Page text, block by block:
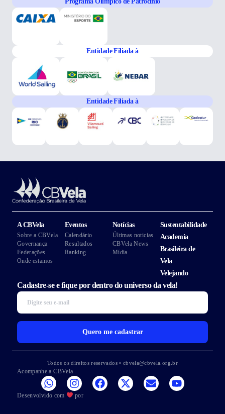
Entidade Filiada à
Entidade Filiada à
A CBVela
Sobre a CBVela
Governança
Federações
Onde estamos
Eventos
Calendário
Resultados
Ranking
Notícias
Últimas noticias
CBVela News
Mídia
Sustentabilidade
Academia
Brasileira de
Vela
Velejando
Cadastre-se e fique por dentro do universo da vela!
Quero me cadastrar
Todos os direitos reservados • cbvela@cbvela.org.br
Acompanhe a CBVela
Desenvolvido com por